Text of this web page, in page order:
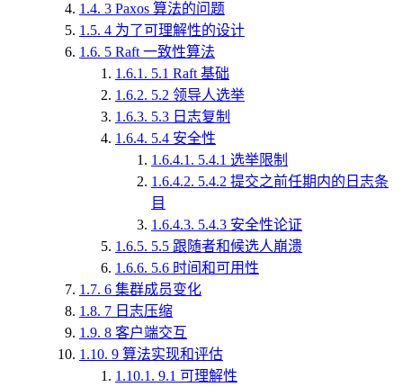
1.4. 3 Paxos 算法的问题
1.5. 4 为了可理解性的设计
1.6. 5 Raft 一致性算法
1.6.1. 5.1 Raft 基础
1.6.2. 5.2 领导人选举
1.6.3. 5.3 日志复制
1.6.4. 5.4 安全性
1.6.4.1. 5.4.1 选举限制
1.6.4.2. 5.4.2 提交之前任期内的日志条
目
1.6.4.3. 5.4.3 安全性论证
1.6.5. 5.5 跟随者和候选人崩溃
1.6.6. 5.6 时间和可用性
1.7. 6 集群成员变化
1.8. 7 日志压缩
1.9. 8 客户端交互
1.10. 9 算法实现和评估
1.10.1. 9.1 可理解性